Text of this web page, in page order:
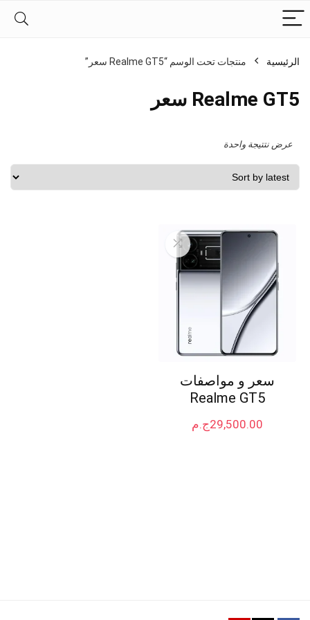
الرئيسية منتجات تحت الوسم “Realme GT5 سعر”
Realme GT5 سعر
عرض نتتيجة واحدة
سعر و مواصفات
Realme GT5
ج.م29,500.00